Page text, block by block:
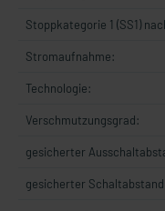
Stoppkategorie 1 (SS1)
Stromaufnahme:
Technologie:
Verschmutzungsgrad:
gesicherter
gesicherter Schaltabstand